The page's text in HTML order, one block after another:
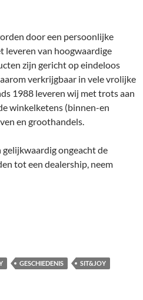
door een persoonlijke
leveren van hoogwaardige
zijn gericht op eindeloos
verkrijgbaar in vele vrolijke
1988 leveren wij met trots aan
winkelketens (binnen-en
en groothandels.
ongeacht de
tot een dealership, neem
GESCHIEDENIS
SIT&JOY